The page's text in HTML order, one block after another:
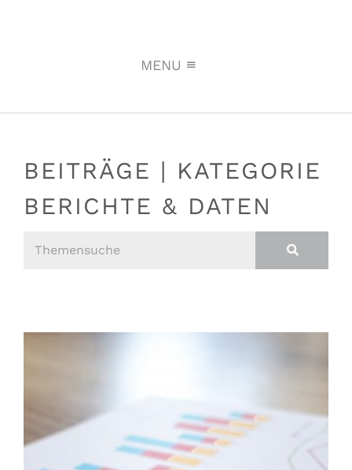
MENU
BEITRÄGE | KATEGORIE
BERICHTE & DATEN